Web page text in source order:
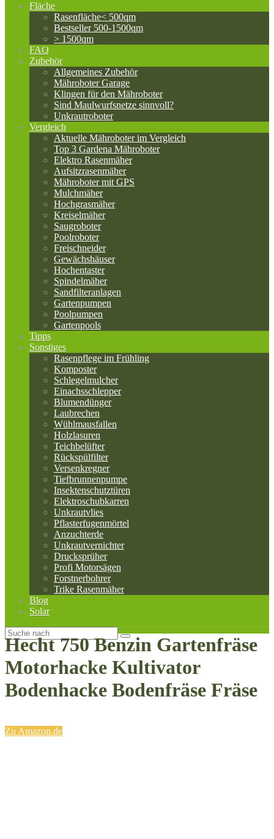
Fläche
Rasenfläche< 500qm
Bestseller 500-1500qm
> 1500qm
FAQ
Zubehör
Allgemeines Zubehör
Mähroboter Garage
Klingen für den Mähroboter
Sind Maulwurfsnetze sinnvoll?
Unkrautroboter
Vergleich
Aktuelle Mähroboter im Vergleich
Top 3 Gardena Mähroboter
Elektro Rasenmäher
Aufsitzrasenmäher
Mähroboter mit GPS
Mulchmäher
Hochgrasmäher
Kreiselmäher
Saugroboter
Poolroboter
Freischneider
Gewächshäuser
Hochentaster
Spindelmäher
Sandfilteranlagen
Gartenpumpen
Poolpumpen
Gartenpools
Tipps
Sonstiges
Rasenpflege im Frühling
Komposter
Schlegelmulcher
Einachsschlepper
Blumendünger
Laubrechen
Wühlmausfallen
Holzlasuren
Teichbelüfter
Rückspülfilter
Versenkregner
Tiefbrunnenpumpe
Insektenschutztüren
Elektroschubkarren
Unkrautvlies
Pflasterfugenmörtel
Anzuchterde
Unkrautvernichter
Drucksprüher
Profi Motorsägen
Forstnerbohrer
Trike Rasenmäher
Blog
Solar
Hecht 750 Benzin Gartenfräse
Motorhacke Kultivator
Bodenhacke Bodenfräse Fräse
Zu Amazon.de